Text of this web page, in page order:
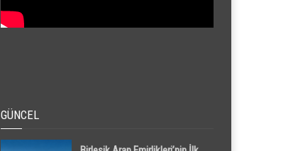
GÜNCEL